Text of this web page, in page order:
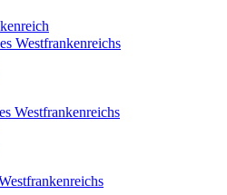
Westfrankenreichs
Westfrankenreichs